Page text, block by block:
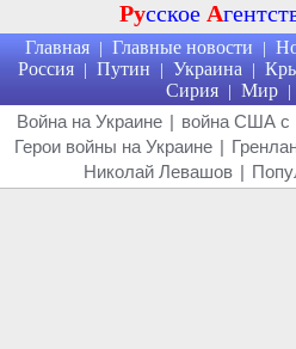
Русское А
Главная | Главные новости |
Россия | Путин | Украина |
Сирия | Мир |
Война на Украине | война США с
Герои войны на Украине |
Николай Левашов |